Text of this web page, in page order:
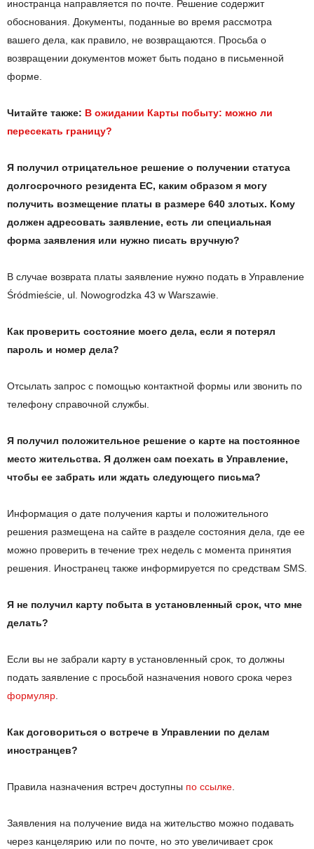
иностранца направляется по почте. Решение содержит
обоснования. Документы, поданные во время рассмотра
вашего дела, как правило, не возвращаются. Просьба о
возвращении документов может быть подано в письменной
форме.
Читайте также: В ожидании Карты побыту: можно ли
пересекать границу?
Я получил отрицательное решение о получении статуса
долгосрочного резидента ЕС, каким образом я могу
получить возмещение платы в размере 640 злотых. Кому
должен адресовать заявление, есть ли специальная
форма заявления или нужно писать вручную?
В случае возврата платы заявление нужно подать в Управление
Śródmieście, ul. Nowogrodzka 43 w Warszawie.
Как проверить состояние моего дела, если я потерял
пароль и номер дела?
Отсылать запрос с помощью контактной формы или звонить по
телефону справочной службы.
Я получил положительное решение о карте на постоянное
место жительства. Я должен сам поехать в Управление,
чтобы ее забрать или ждать следующего письма?
Информация о дате получения карты и положительного
решения размещена на сайте в разделе состояния дела, где ее
можно проверить в течение трех недель с момента принятия
решения. Иностранец также информируется по средствам SMS.
Я не получил карту побыта в установленный срок, что мне
делать?
Если вы не забрали карту в установленный срок, то должны
подать заявление с просьбой назначения нового срока через
формуляр
Как договориться о встрече в Управлении по делам
иностранцев?
Правила назначения встреч доступны по ссылке
Заявления на получение вида на жительство можно подавать
через канцелярию или по почте, но это увеличивает срок